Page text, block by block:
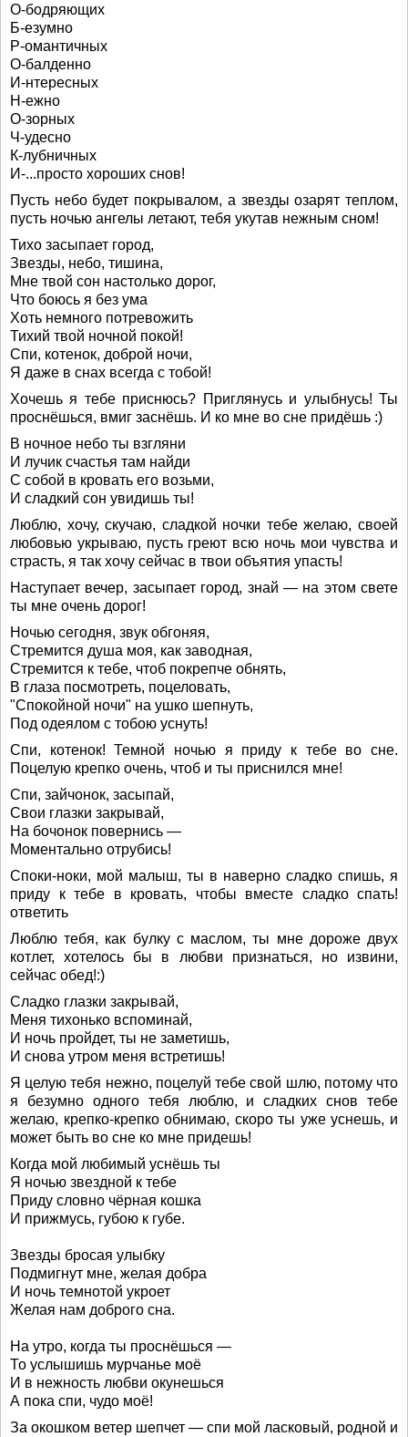
О-бодряющих
Б-езумно
Р-омантичных
О-балденно
И-нтересных
Н-ежно
О-зорных
Ч-удесно
К-лубничных
И-...просто хороших снов!
Пусть небо будет покрывалом, а звезды озарят теплом,
пусть ночью ангелы летают, тебя укутав нежным сном!
Тихо засыпает город,
Звезды, небо, тишина,
Мне твой сон настолько дорог,
Что боюсь я без ума
Хоть немного потревожить
Тихий твой ночной покой!
Спи, котенок, доброй ночи,
Я даже в снах всегда с тобой!
Хочешь я тебе приснюсь? Приглянусь и улыбнусь! Ты
проснёшься, вмиг заснёшь. И ко мне во сне придёшь :)
В ночное небо ты взгляни
И лучик счастья там найди
С собой в кровать его возьми,
И сладкий сон увидишь ты!
Люблю, хочу, скучаю, сладкой ночки тебе желаю, своей
любовью укрываю, пусть греют всю ночь мои чувства и
страсть, я так хочу сейчас в твои объятия упасть!
Наступает вечер, засыпает город, знай — на этом свете
ты мне очень дорог!
Ночью сегодня, звук обгоняя,
Стремится душа моя, как заводная,
Стремится к тебе, чтоб покрепче обнять,
В глаза посмотреть, поцеловать,
"Спокойной ночи" на ушко шепнуть,
Под одеялом с тобою уснуть!
Спи, котенок! Темной ночью я приду к тебе во сне.
Поцелую крепко очень, чтоб и ты приснился мне!
Спи, зайчонок, засыпай,
Свои глазки закрывай,
На бочонок повернись —
Моментально отрубись!
Споки-ноки, мой малыш, ты в наверно сладко спишь, я
приду к тебе в кровать, чтобы вместе сладко спать!
ответить
Люблю тебя, как булку с маслом, ты мне дороже двух
котлет, хотелось бы в любви признаться, но извини,
сейчас обед!:)
Сладко глазки закрывай,
Меня тихонько вспоминай,
И ночь пройдет, ты не заметишь,
И снова утром меня встретишь!
Я целую тебя нежно, поцелуй тебе свой шлю, потому что
я безумно одного тебя люблю, и сладких снов тебе
желаю, крепко-крепко обнимаю, скоро ты уже уснешь, и
может быть во сне ко мне придешь!
Когда мой любимый уснёшь ты
Я ночью звездной к тебе
Приду словно чёрная кошка
И прижмусь, губою к губе.
Звезды бросая улыбку
Подмигнут мне, желая добра
И ночь темнотой укроет
Желая нам доброго сна.
На утро, когда ты проснёшься —
То услышишь мурчанье моё
И в нежность любви окунешься
А пока спи, чудо моё!
За окошком ветер шепчет — спи мой ласковый, родной и